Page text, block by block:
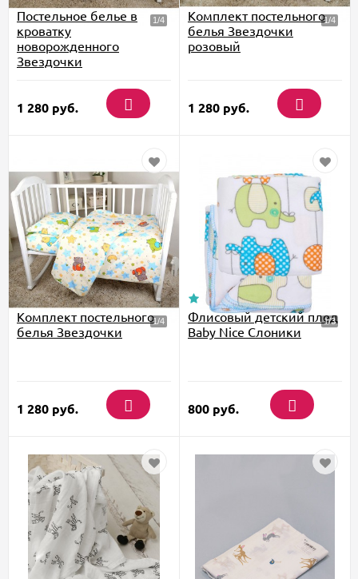
Постельное белье в
кроватку
новорожденного
Звездочки
1 280 руб.
Комплект постельного
белья Звездочки
розовый
1 280 руб.
Комплект постельного
белья Звездочки
1 280 руб.
Флисовый детский плед
Baby Nice Слоники
800 руб.